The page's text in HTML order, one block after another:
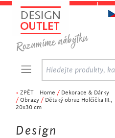
< ZPĚT Home / Dekorace & Dárky
/ Obrazy / Dětský obraz Holčička III.,
20x30 cm
Design